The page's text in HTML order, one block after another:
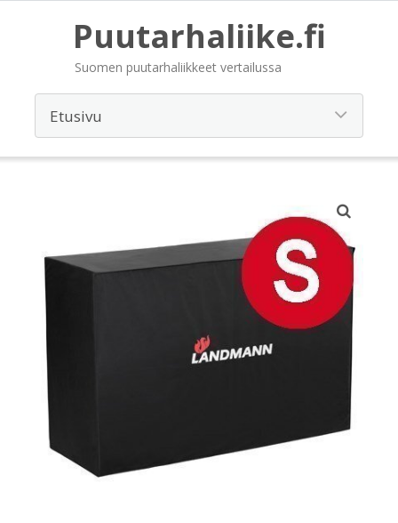
Puutarhaliike.fi
Suomen puutarhaliikkeet vertailussa